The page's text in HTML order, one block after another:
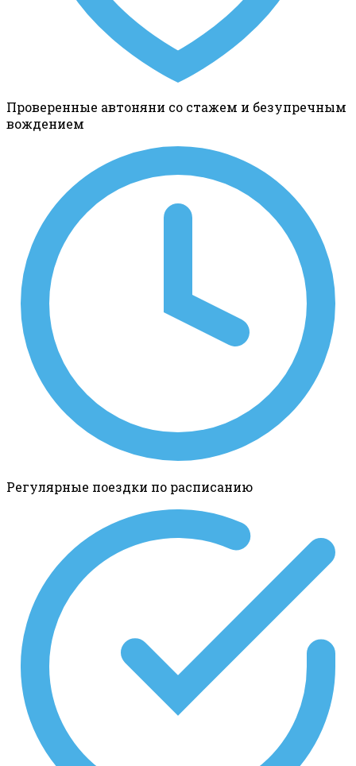
Проверенные автоняни со стажем и безупречным
вождением
Регулярные поездки по расписанию